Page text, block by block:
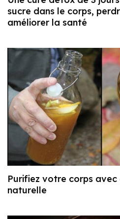
sucre dans le corps,
améliorer la santé
Purifiez votre corps
naturelle